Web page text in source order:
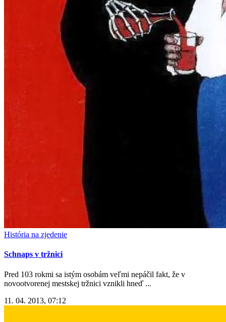
História na zjedenie
Schnaps v tržnici
Pred 103 rokmi sa istým osobám veľmi nepáčil fakt, že v
novootvorenej mestskej tržnici vznikli hneď ...
11. 04. 2013, 07:12